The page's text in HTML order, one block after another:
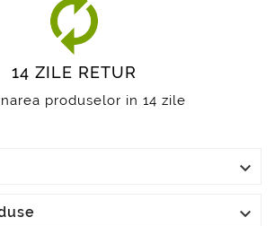
14 ZILE RETUR
produselor in 14 zile

